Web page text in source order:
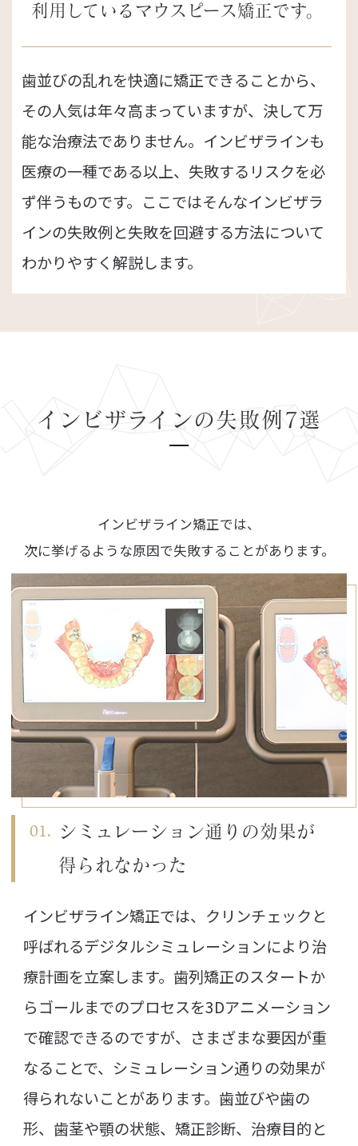
利用している マウスピース矯正です。
歯並びの乱れを快適に矯正できることから、
その人気は年々高まっていますが、決して万
能な治療法でありません。インビザラインも
医療の一種である以上、失敗するリスクを必
ず伴うものです。ここではそんなインビザラ
インの失敗例と失敗を回避する方法について
わかりやすく解説します。
インビザラインの失敗例7選
インビザライン矯正では、
次に挙げるような原因で失敗することがあります。
シミュレーション通りの効果が
得られなかった
インビザライン矯正では、クリンチェックと
呼ばれるデジタルシミュレーションにより治
療計画を立案します。歯列矯正のスタートか
らゴールまでのプロセスを3Dアニメーション
で確認できるのですが、さまざまな要因が重
なることで、シミュレーション通りの効果が
得られないことがあります。歯並びや歯の
形、歯茎や顎の状態、矯正診断、治療目的と